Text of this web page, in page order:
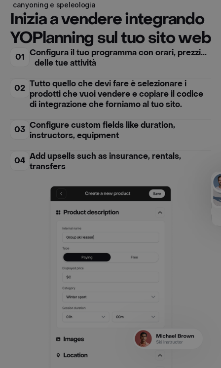
canyoning e speleologia
Inizia a vendere integrando
YOPlanning sul tuo sito web
01 Configura il tuo programma con orari, prezzi...
delle tue attività
02 Tutto quello che devi fare è selezionare i
prodotti che vuoi vendere e copiare il codice
di integrazione che forniamo al tuo sito.
03 Configure custom fields like duration,
instructors, equipment
04 Add upsells such as insurance, rentals,
transfers